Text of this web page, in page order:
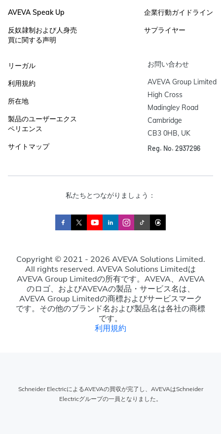
AVEVA Speak Up
反奴隷制および人身売
買に関する声明
企業行動ガイドライン
サプライヤー
リーガル
利用規約
所在地
製品のユーザーエクス
ペリエンス
サイトマップ
お問い合わせ
AVEVA Group Limited
High Cross
Madingley Road
Cambridge
CB3 0HB, UK
Reg. No. 2937296
私たちとつながりましょう：
Copyright © 2021 - 2026 AVEVA Solutions Limited.
All rights reserved. AVEVA Solutions Limitedは
AVEVA Group Limitedの所有です。AVEVA、AVEVA
のロゴ、およびAVEVAの製品・サービス名は、
AVEVA Group Limitedの商標およびサービスマーク
です。その他のブランド名および製品名は各社の商標
です。
利用規約
Schneider ElectricによるAVEVAの買収が完了し、AVEVAはSchneider
Electricグループの一員となりました。